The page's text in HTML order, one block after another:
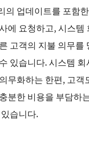
의 업데이트를 포함
에 요청하고, 시스템
고객의 지불 의무를
있습니다. 시스템
무화하는 한편, 고객
분한 비용을 부담하
습니다.